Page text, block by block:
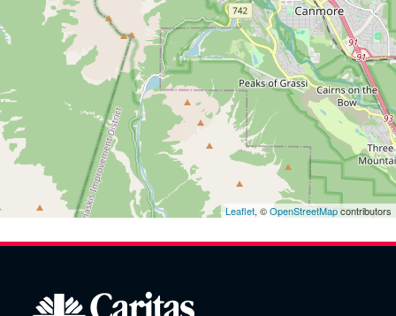
Leaflet, ©OpenStreetMapcontributors